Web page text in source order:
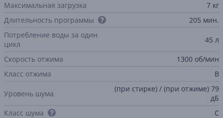
Максимальная загрузка
7 кг
Длительность программы
205 мин.
Потребление воды за один
цикл
45 л
Скорость отжима
1300 об/мин
Класс отжима
B
Уровень шума
(при стирке) / (при отжиме) 79
дБ
Класс шума
C